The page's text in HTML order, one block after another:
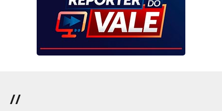
//